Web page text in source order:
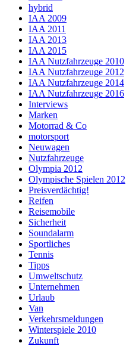
hybrid
IAA 2009
IAA 2011
IAA 2013
IAA 2015
IAA Nutzfahrzeuge 2010
IAA Nutzfahrzeuge 2012
IAA Nutzfahrzeuge 2014
IAA Nutzfahrzeuge 2016
Interviews
Marken
Motorrad & Co
motorsport
Neuwagen
Nutzfahrzeuge
Olympia 2012
Olympische Spielen 2012
Preisverdächtig!
Reifen
Reisemobile
Sicherheit
Soundalarm
Sportliches
Tennis
Tipps
Umweltschutz
Unternehmen
Urlaub
Van
Verkehrsmeldungen
Winterspiele 2010
Zukunft